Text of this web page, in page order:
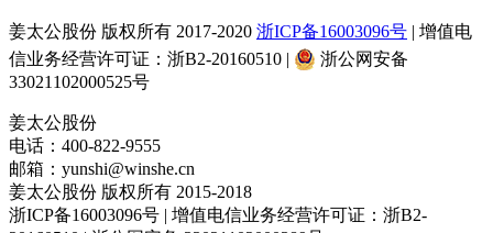
姜太公股份 版权所有 2017-2020 浙ICP备16003096号 | 增值电
信业务经营许可证：浙B2-20160510 |
浙公网安备
33021102000525号
姜太公股份
电话：400-822-9555
邮箱：yunshi@winshe.cn
姜太公股份 版权所有 2015-2018
浙ICP备16003096号 | 增值电信业务经营许可证：浙B2-